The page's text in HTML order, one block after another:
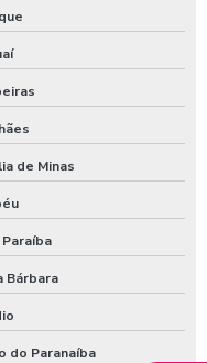
de Minas
Bárbara
do Paranaíba